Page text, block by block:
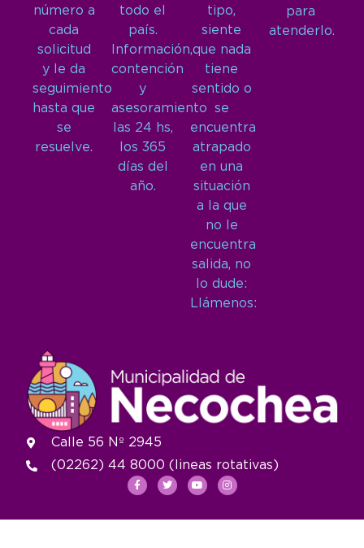
número a
cada
solicitud
y le da
seguimiento
hasta que
se
resuelve.
todo el
país.
Información,
contención
y
asesoramiento
las 24 hs,
los 365
días del
año.
tipo,
siente
que nada
tiene
sentido o
se
encuentra
atrapado
en una
situación
a la que
no le
encuentra
salida, no
lo dude:
Llámenos:
para
atenderlo.
Calle 56 Nº 2945
(02262) 44 8000 (lineas rotativas)